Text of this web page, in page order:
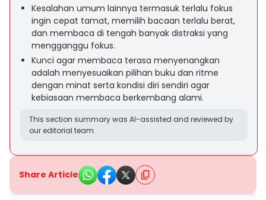
Kesalahan umum lainnya termasuk terlalu fokus
ingin cepat tamat, memilih bacaan terlalu berat,
dan membaca di tengah banyak distraksi yang
mengganggu fokus.
Kunci agar membaca terasa menyenangkan
adalah menyesuaikan pilihan buku dan ritme
dengan minat serta kondisi diri sendiri agar
kebiasaan membaca berkembang alami.
This section summary was AI-assisted and reviewed by
our editorial team.
Share Article